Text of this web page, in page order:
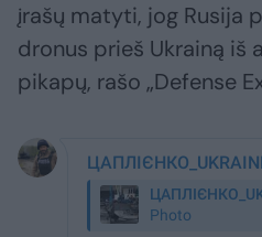
įrašų matyti, jog Rusija
dronus prieš Ukrainą iš
pikapų, rašo „Defense